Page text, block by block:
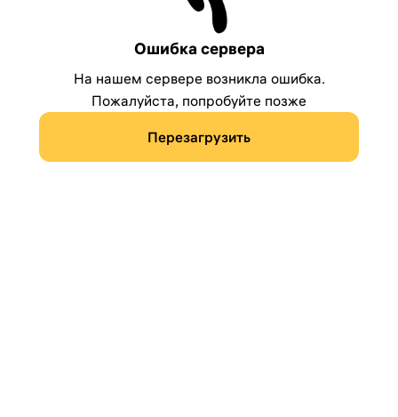
Ошибка сервера
На нашем сервере возникла ошибка.
Пожалуйста, попробуйте позже
Перезагрузить